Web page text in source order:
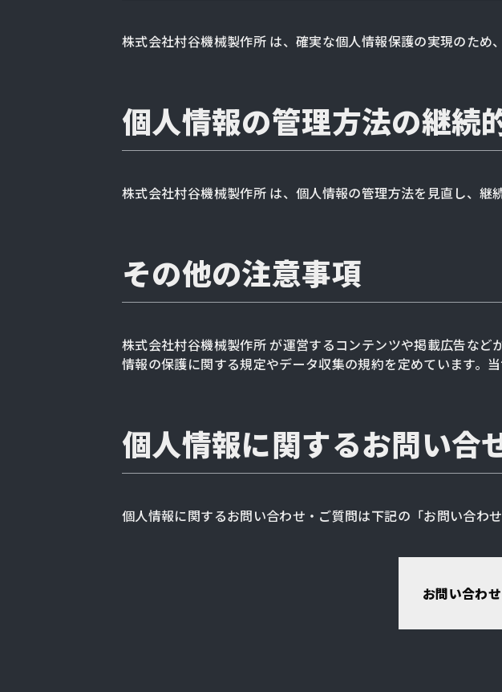
株式会社村谷機械製作所 は、確実な個人情報保護の実現のため
個人情報の管理方法の継続
株式会社村谷機械製作所 は、個人情報の管理方法を見直し、継
その他の注意事項
株式会社村谷機械製作所 が運営するコンテンツや掲載広告な
情報の保護に関する規定やデータ収集の規約を定めています。
個人情報に関するお問い合
個人情報に関するお問い合わせ・ご質問は下記の「お問い合わ
お問い合わせ